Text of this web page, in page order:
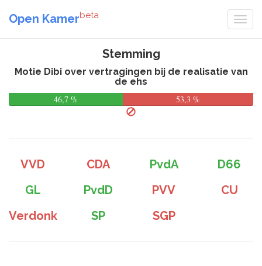
Open Kamerbeta
Stemming
Motie Dibi over vertragingen bij de realisatie van
de ehs
46,7 %
53,3 %
VVD CDA PvdA
D66
GL
PvdD PVV
CU
Verdonk
SP SGP